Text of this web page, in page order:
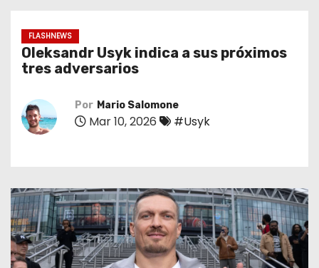
FLASHNEWS
Oleksandr Usyk indica a sus próximos
tres adversarios
Por Mario Salomone
Mar 10, 2026 #Usyk